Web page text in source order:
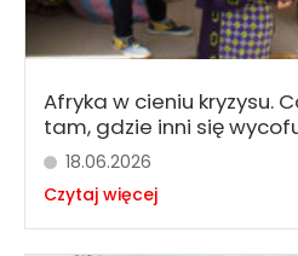
Afryka w cieniu kryzysu.
tam, gdzie inni się
18.06.2026
Czytaj więcej